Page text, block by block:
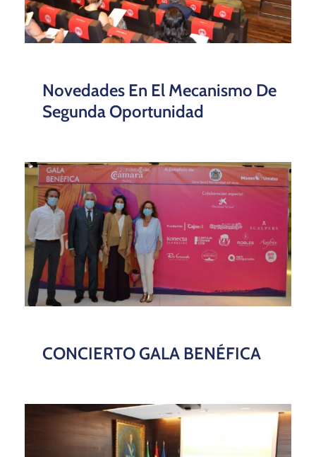
Novedades En El Mecanismo De
Segunda Oportunidad
CONCIERTO GALA BENÉFICA